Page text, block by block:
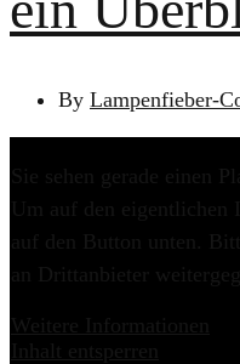
By Lampenfieber-